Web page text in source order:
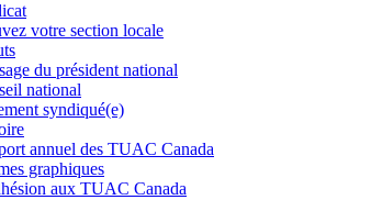
votre section locale
du président national
national
syndiqué(e)
annuel des TUAC Canada
graphiques
aux TUAC Canada